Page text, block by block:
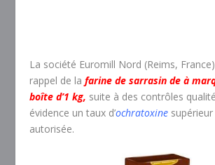
La société Euromill Nord (Reims,
rappel de lafarine de sarrasin de à
boîte d’1 kg, suite à des contrôles
évidence un taux d’ochratoxine
autorisée.